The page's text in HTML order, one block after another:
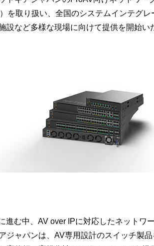
を取り扱い、全国のシステムインテグ
設など多様な現場に向けて提供を開始い
進む中、AV over IPに対応したネットワ
ジャパンは、AV専用設計のスイッチ製